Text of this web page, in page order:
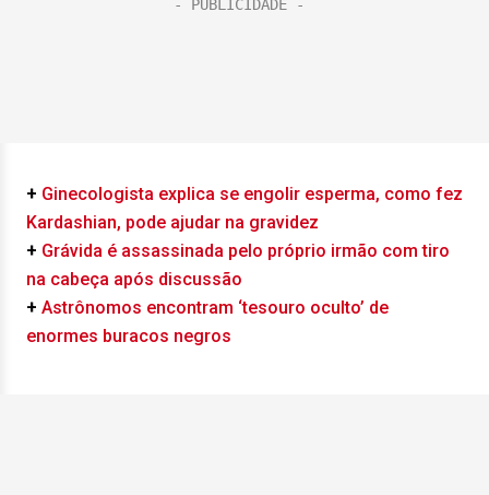
+ Ginecologista explica se engolir esperma, como fez
Kardashian, pode ajudar na gravidez
+ Grávida é assassinada pelo próprio irmão com tiro
na cabeça após discussão
+ Astrônomos encontram ‘tesouro oculto’ de
enormes buracos negros